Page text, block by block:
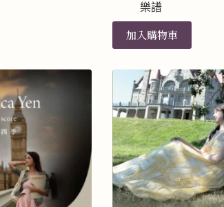
樂譜
加入購物車